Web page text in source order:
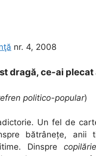
nr. 4, 2008
dragă, ce-ai
politico-popular)
Un fel de
bătrâneţe, anii
Dinsprecopilărie